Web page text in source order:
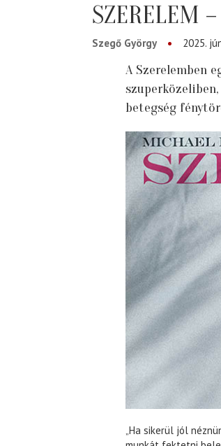
SZERELEM
Szegő György 2025.
A Szerelemben
betegség
„Ha sikerül jól